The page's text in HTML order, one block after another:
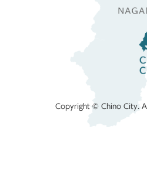
Copyright © Chino City.